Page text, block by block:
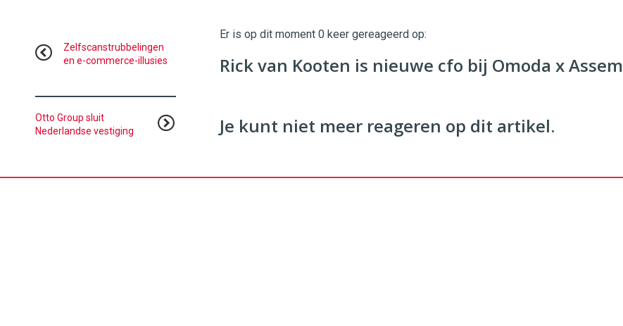
Digital
9654
Er is op dit moment 0 keer gereageerd op:
Rick van Kooten is nieuwe cfo bij Omoda x Assem
Je kunt niet meer reageren op dit artikel.
Zelfscanstrubbelingen
en e-commerce-illusies
Otto Group sluit
Nederlandse vestiging